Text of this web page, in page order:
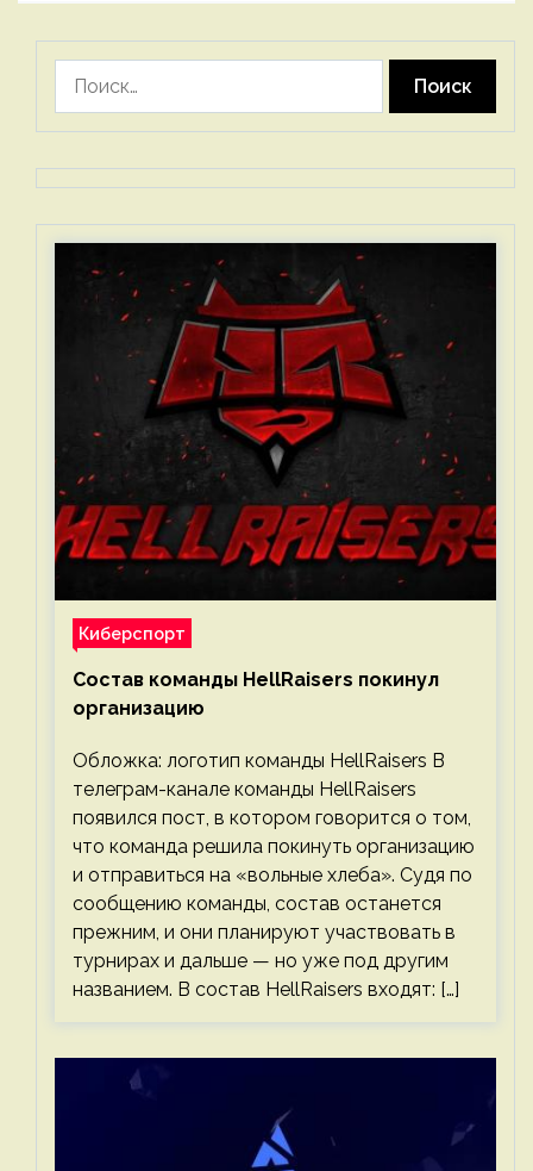
Киберспорт
Состав команды HellRaisers покинул
организацию
Обложка: логотип команды HellRaisers В
телеграм-канале команды HellRaisers
появился пост, в котором говорится о том,
что команда решила покинуть организацию
и отправиться на «вольные хлеба». Судя по
сообщению команды, состав останется
прежним, и они планируют участвовать в
турнирах и дальше — но уже под другим
названием. В состав HellRaisers входят: […]